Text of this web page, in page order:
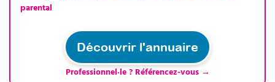
parental
Découvrir l'annuaire
Professionnel·le ? Référencez-vous →